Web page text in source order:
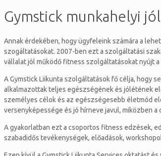
Gymstick munkahelyi
Annak érdekében, hogy ügyfeleink számára a
szogáltatásokat. 2007-ben ezt a szolgáltatási
vállalat jól működő fitness szolgáltatásokat nyújt
A Gymstick Liikunta szolgáltatások fő célja, hogy
alkalmazottak teljes egészségének és jólétének
személyes célok és az egészségesebb életmód
versenyképessége és jó hírneve javul, miközben a
A gyakorlatban ezt a csoportos fitness edzések,
szabadidős tevékenységek, előadások,